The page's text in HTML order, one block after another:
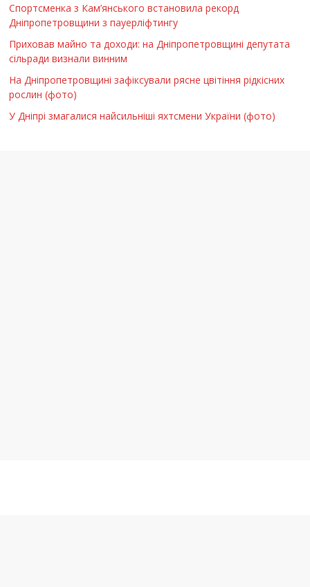
Спортсменка з Кам’янського встановила рекорд
Дніпропетровщини з пауерліфтингу
Приховав майно та доходи: на Дніпропетровщині депутата
сільради визнали винним
На Дніпропетровщині зафіксували рясне цвітіння рідкісних
рослин (фото)
У Дніпрі змагалися найсильніші яхтсмени України (фото)